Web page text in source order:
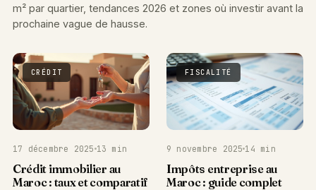
m² par quartier, tendances 2026 et zones où investir avant la
prochaine vague de hausse.
CRÉDIT
17 décembre 2025 13 min
Crédit immobilier au
Maroc : taux et comparatif
FISCALITÉ
9 novembre 2025 14 min
Impôts entreprise au
Maroc : guide complet